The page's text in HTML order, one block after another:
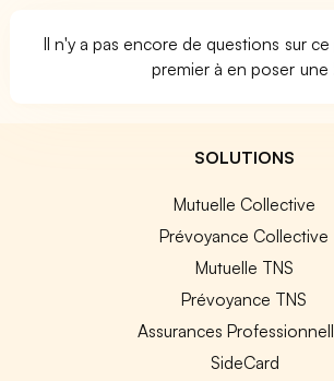
Il n'y a pas encore de questions sur
premier à en poser une
SOLUTIONS
Mutuelle Collective
Prévoyance Collective
Mutuelle TNS
Prévoyance TNS
Assurances
SideCard